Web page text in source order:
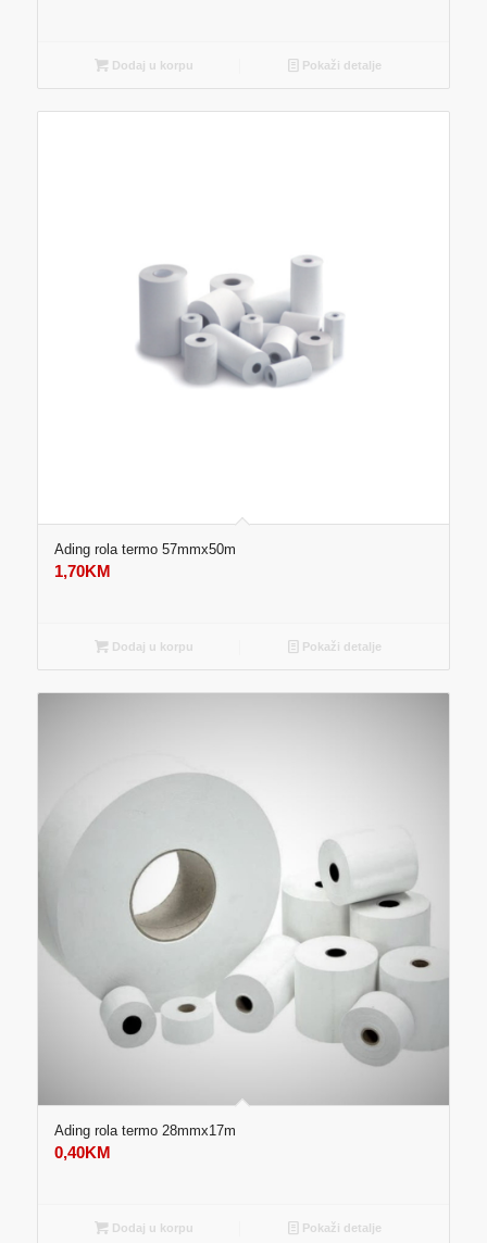
Dodaj u korpu Pokaži detalje
Ading rola termo 57mmx50m
1,70KM
Dodaj u korpu Pokaži detalje
Ading rola termo 28mmx17m
0,40KM
Dodaj u korpu Pokaži detalje